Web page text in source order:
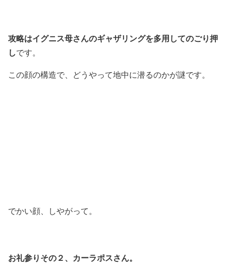
攻略はイグニス母さんのギャザリングを多用してのごり押
しです。
この顔の構造で、どうやって地中に潜るのかが謎です。
でかい顔、しやがって。
お礼参りその２、カーラポスさん。